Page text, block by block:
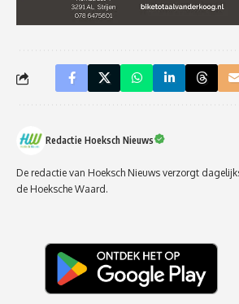
Redactie Hoeksch Nieuws
De redactie van Hoeksch Nieuws verzorgt
de Hoeksche Waard.